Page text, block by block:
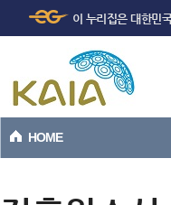
본문바로가기
이 누리집은 대한민
HOME